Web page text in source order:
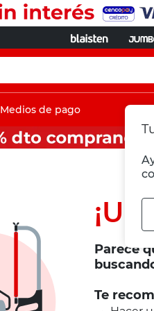
Medios de pago
Parece
Te